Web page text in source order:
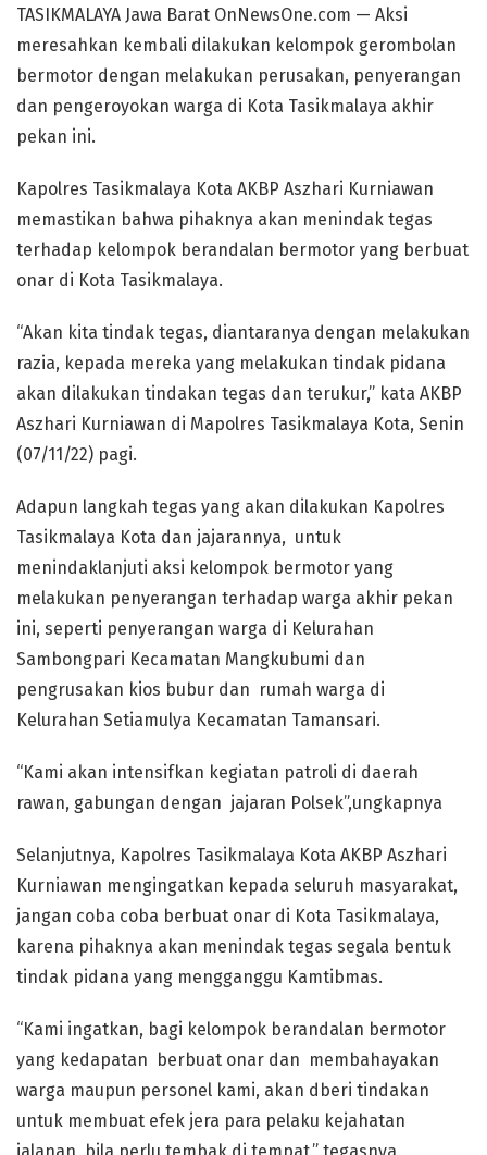
TASIKMALAYA Jawa Barat OnNewsOne.com — Aksi
meresahkan kembali dilakukan kelompok gerombolan
bermotor dengan melakukan perusakan, penyerangan
dan pengeroyokan warga di Kota Tasikmalaya akhir
pekan ini.
Kapolres Tasikmalaya Kota AKBP Aszhari Kurniawan
memastikan bahwa pihaknya akan menindak tegas
terhadap kelompok berandalan bermotor yang berbuat
onar di Kota Tasikmalaya.
“Akan kita tindak tegas, diantaranya dengan melakukan
razia, kepada mereka yang melakukan tindak pidana
akan dilakukan tindakan tegas dan terukur,” kata AKBP
Aszhari Kurniawan di Mapolres Tasikmalaya Kota, Senin
(07/11/22) pagi.
Adapun langkah tegas yang akan dilakukan Kapolres
Tasikmalaya Kota dan jajarannya, untuk
menindaklanjuti aksi kelompok bermotor yang
melakukan penyerangan terhadap warga akhir pekan
ini, seperti penyerangan warga di Kelurahan
Sambongpari Kecamatan Mangkubumi dan
pengrusakan kios bubur dan rumah warga di
Kelurahan Setiamulya Kecamatan Tamansari.
“Kami akan intensifkan kegiatan patroli di daerah
rawan, gabungan dengan jajaran Polsek”,ungkapnya
Selanjutnya, Kapolres Tasikmalaya Kota AKBP Aszhari
Kurniawan mengingatkan kepada seluruh masyarakat,
jangan coba coba berbuat onar di Kota Tasikmalaya,
karena pihaknya akan menindak tegas segala bentuk
tindak pidana yang mengganggu Kamtibmas.
“Kami ingatkan, bagi kelompok berandalan bermotor
yang kedapatan berbuat onar dan membahayakan
warga maupun personel kami, akan dberi tindakan
untuk membuat efek jera para pelaku kejahatan